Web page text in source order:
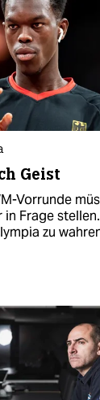
Geist
Vorrunde
Frage
zu